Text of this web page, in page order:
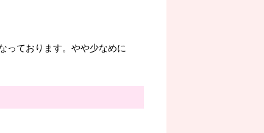
っております。やや少なめに